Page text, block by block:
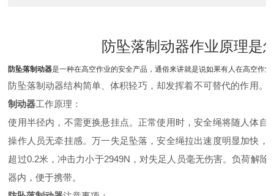
防坠落制动器作业原理是
防坠落制动器是一种在高空作业的安全产品，通俗来讲就是说如果有人在高空作
防坠落制动器结构简单、体积轻巧，却发挥着不可替代的作用
制动器工作原理：
使用半径内，不需更换悬挂点。正常使用时，安全绳将随人体
操作人员无牵挂感。万一失足坠落，安全绳拉出速度明显加快
超过0.2米，冲击力小于2949N，对失足人员毫无伤害。负荷解
器内，便于携带。